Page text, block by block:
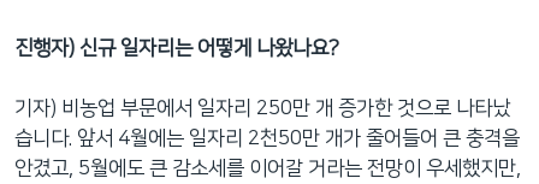
진행자) 신규 일자리는 어떻게 나왔나요?
기자) 비농업 부문에서 일자리 250만 개 증가한 것으로 나타났
습니다. 앞서 4월에는 일자리 2천50만 개가 줄어들어 큰 충격을
안겼고, 5월에도 큰 감소세를 이어갈 거라는 전망이 우세했지만,